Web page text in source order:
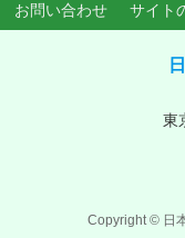
お問い合わせ
サイト
東
Copyright © 日